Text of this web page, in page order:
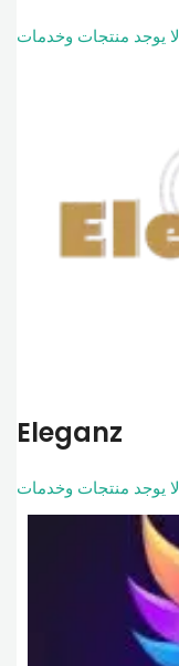
لا يوجد منتجات وخدمات
Eleganz
لا يوجد منتجات وخدمات